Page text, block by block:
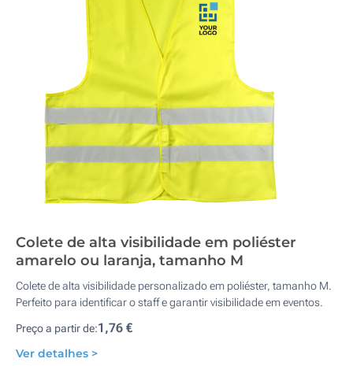
Colete de alta visibilidade em poliéster
amarelo ou laranja, tamanho M
Colete de alta visibilidade personalizado em poliéster, tamanho M.
Perfeito para identificar o staff e garantir visibilidade em eventos.
Preço a partir de:1,76 €
Ver detalhes >